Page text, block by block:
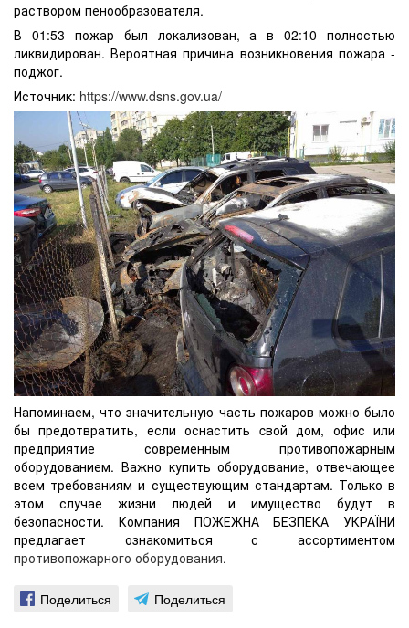
раствором пенообразователя.
В 01:53 пожар был локализован, а в 02:10 полностью
ликвидирован. Вероятная причина возникновения пожара -
поджог.
Источник: https://www.dsns.gov.ua/
Напоминаем, что значительную часть пожаров можно было
бы предотвратить, если оснастить cвой дом, офис или
предприятие современным противопожарным
оборудованием. Важно купить оборудование, отвечающее
всем требованиям и существующим стандартам. Только в
этом случае жизни людей и имущество будут в
безопасности. Компания ПОЖЕЖНА БЕЗПЕКА УКРАЇНИ
предлагает ознакомиться с ассортиментом
противопожарного оборудования.
Поделиться Поделиться